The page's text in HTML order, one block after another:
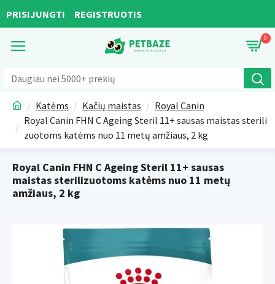
PRISIJUNGTI REGISTRUOTIS
0
Katėms Kačių maistas
Royal Canin
Royal Canin FHN C Ageing Steril 11+ sausas maistas sterili
zuotoms katėms nuo 11 metų amžiaus, 2 kg
Royal Canin FHN C Ageing Steril 11+ sausas
maistas sterilizuotoms katėms nuo 11 metų
amžiaus, 2 kg